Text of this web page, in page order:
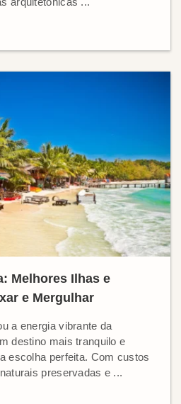
Melhores Ilhas e
e Mergulhar
a energia vibrante da
destino mais tranquilo e
escolha perfeita. Com custos
preservadas e ...